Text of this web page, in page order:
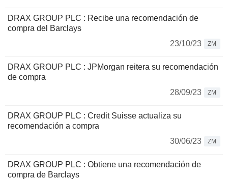
DRAX GROUP PLC : Recibe una recomendación de
compra del Barclays
23/10/23
ZM
DRAX GROUP PLC : JPMorgan reitera su recomendación
de compra
28/09/23
ZM
DRAX GROUP PLC : Credit Suisse actualiza su
recomendación a compra
30/06/23
ZM
DRAX GROUP PLC : Obtiene una recomendación de
compra de Barclays